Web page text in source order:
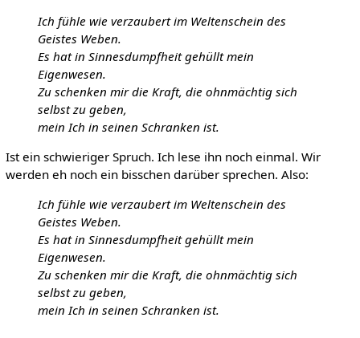
Ich fühle wie verzaubert im Weltenschein des
Geistes Weben.
Es hat in Sinnesdumpfheit gehüllt mein
Eigenwesen.
Zu schenken mir die Kraft, die ohnmächtig sich
selbst zu geben,
mein Ich in seinen Schranken ist.
Ist ein schwieriger Spruch. Ich lese ihn noch einmal. Wir
werden eh noch ein bisschen darüber sprechen. Also:
Ich fühle wie verzaubert im Weltenschein des
Geistes Weben.
Es hat in Sinnesdumpfheit gehüllt mein
Eigenwesen.
Zu schenken mir die Kraft, die ohnmächtig sich
selbst zu geben,
mein Ich in seinen Schranken ist.